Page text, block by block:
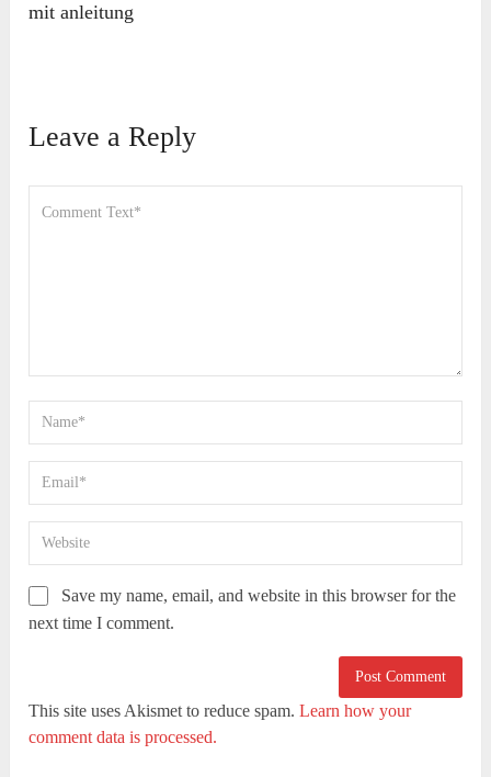
mit anleitung
Leave a Reply
Save my name, email, and website in this browser for the
next time I comment.
This site uses Akismet to reduce spam.Learn how your
comment data is processed.